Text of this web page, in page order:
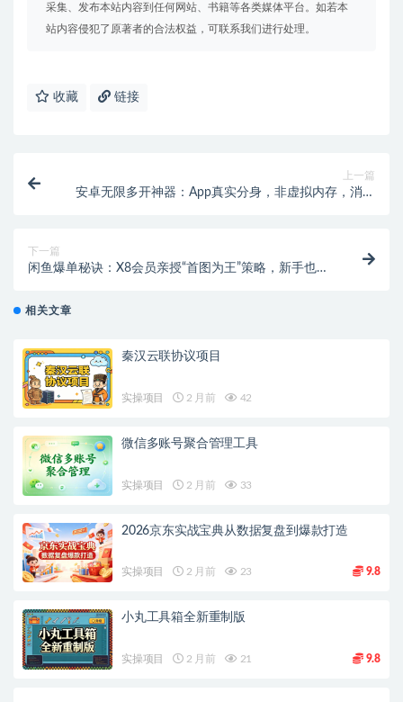
采集、发布本站内容到任何网站、书籍等各类媒体平台。如若本
站内容侵犯了原著者的合法权益，可联系我们进行处理。
收藏 链接
上一篇
安卓无限多开神器：App真实分身，非虚拟内存，消息
下一篇
闲鱼爆单秘诀：X8会员亲授“首图为王”策略，新手也能
相关文章
秦汉云联协议项目
实操项目 2 月前 42
微信多账号聚合管理工具
实操项目 2 月前 33
2026京东实战宝典从数据复盘到爆款打造
实操项目 2 月前 23 9.8
小丸工具箱全新重制版
实操项目 2 月前 21 9.8